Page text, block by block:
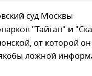
суд Москвы
"Тайган" и
от которой он
ложной